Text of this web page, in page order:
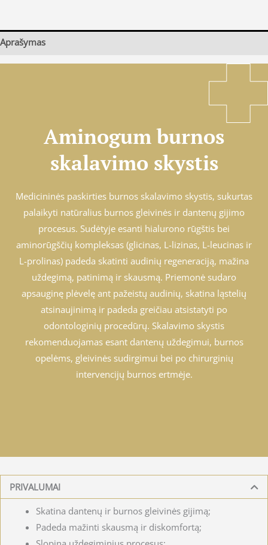
Aprašymas
Aminogum burnos
skalavimo skystis
Medicininės paskirties burnos skalavimo skystis, sukurtas
palaikyti natūralius burnos gleivinės ir dantenų gijimo
procesus. Sudėtyje esanti hialurono rūgštis bei
aminorūgščių kompleksas (glicinas, L-lizinas, L-leucinas ir
L-prolinas) padeda skatinti audinių regeneraciją, mažina
uždegimą, patinimą ir skausmą. Priemonė sudaro
apsauginę plėvelę ant pažeistų audinių, skatina ląstelių
atsinaujinimą ir padeda greičiau atsistatyti po
odontologinių procedūrų. Skalavimo skystis
rekomenduojamas esant dantenų uždegimui, burnos
opelėms, gleivinės sudirgimui bei po chirurginių
intervencijų burnos ertmėje.
PRIVALUMAI
Skatina dantenų ir burnos gleivinės gijimą;
Padeda mažinti skausmą ir diskomfortą;